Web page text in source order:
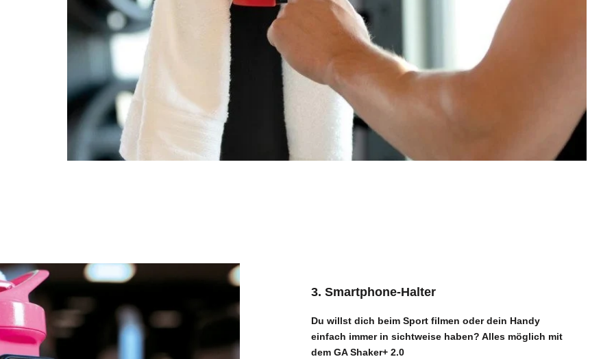
3. Smartphone-Halter
Du willst dich beim Sport filmen oder dein Handy
einfach immer in sichtweise haben? Alles möglich mit
demGA Shaker+ 2.0